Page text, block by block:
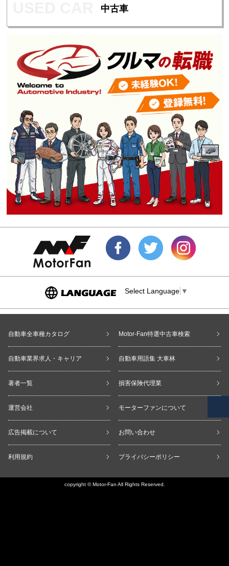
中古車
Select Language ▼
自動車全車種カタログ Motor-Fan特選中古車検索
自動車業界求人・キャリア 自動車用語集 大車林
著者一覧 損害保険代理業
運営会社 モーターファンについて
広告掲載について お問い合わせ
利用規約 プライバシーポリシー
copyright © Motor-Fan All Rights Reserved.